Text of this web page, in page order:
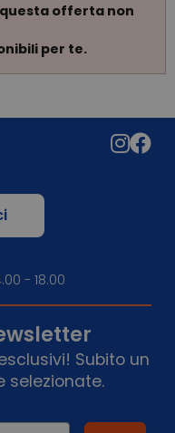
offerta non
per te.
- 18.00
Subito un
selezionate.